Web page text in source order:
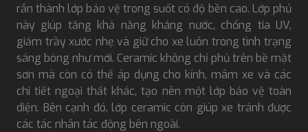
rắn thành lớp bảo vệ trong suốt có độ bền cao. Lớp phủ
này giúp tăng khả năng kháng nước, chống tia UV,
giảm trầy xước nhẹ và giữ cho xe luôn trong tình trạng
sáng bóng như mới. Ceramic không chỉ phủ trên bề mặt
sơn mà còn có thể áp dụng cho kính, mâm xe và các
chi tiết ngoại thất khác, tạo nên một lớp bảo vệ toàn
diện. Bên cạnh đó, lớp ceramic còn giúp xe tránh được
các tác nhân tác động bên ngoài.